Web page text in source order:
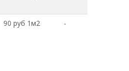
90 руб 1м2 -